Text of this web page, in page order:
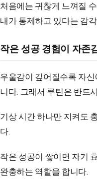
처음에는 귀찮게 느껴질
내가 통제하고 있다는 감
작은 성공 경험이 자존
우울감이 깊어질수록 자
니다. 그래서 루틴은 반드
기상 시간 하나만 지켜도
다.
작은 성공이 쌓이면 자기
완충하는 역할을 합니다.